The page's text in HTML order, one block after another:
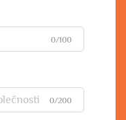
0/100
0/200